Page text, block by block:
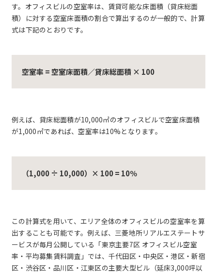
す。オフィスビルの空室率は、賃貸可能な床面積（貸床総面
積）に対する空室床面積の割合で算出するのが一般的で、計算
式は下記のとおりです。
空室率 = 空室床面積／貸床総面積 × 100
例えば、貸床総面積が10,000㎡のオフィスビルで空室床面積
が1,000㎡であれば、空室率は10%となります。
（1,000 ÷ 10,000）× 100 = 10％
この計算式を用いて、エリア全体のオフィスビルの空室率を算
出することも可能です。例えば、三菱地所リアルエステートサ
ービスが毎月公開している「東京主要7区 オフィスビル空室
率・平均募集賃料調査」では、千代田区・中央区・港区・新宿
区・渋谷区・品川区・江東区の主要大型ビル（延床3,000坪以